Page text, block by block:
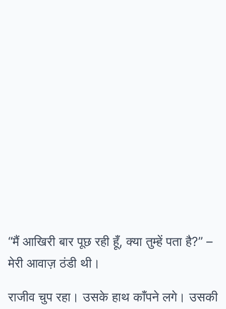
“मैं आखिरी बार पूछ रही हूँ, क्या तुम्हें पता है?” –
मेरी आवाज़ ठंडी थी।
राजीव चुप रहा। उसके हाथ काँपने लगे। उसकी